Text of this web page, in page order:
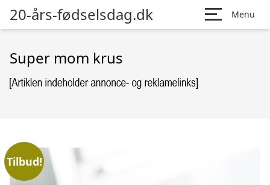
20-års-fødselsdag.dk Menu
Super mom krus
Tilbud!